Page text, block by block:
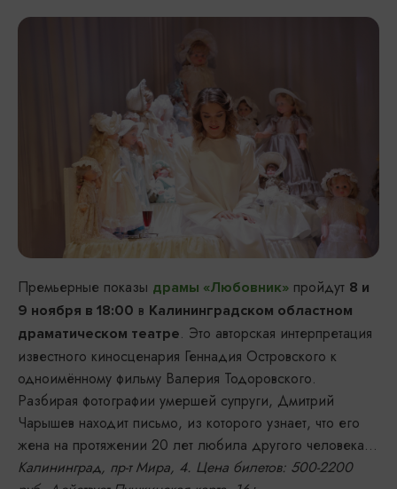
Премьерные показы драмы «Любовник» пройдут 8 и
9 ноября в 18:00 в Калининградском областном
драматическом театре. Это авторская интерпретация
известного киносценария Геннадия Островского к
одноимённому фильму Валерия Тодоровского.
Разбирая фотографии умершей супруги, Дмитрий
Чарышев находит письмо, из которого узнает, что его
жена на протяжении 20 лет любила другого человека…
Калининград, пр-т Мира, 4. Цена билетов: 500-2200